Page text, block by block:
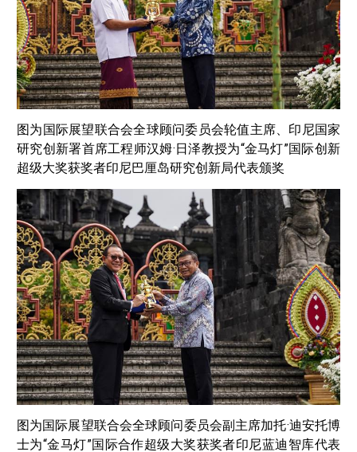
图为国际展望联合会全球顾问委员会轮值主席、印尼国家
研究创新署首席工程师汉姆·日泽教授为“金马灯”国际创新
超级大奖获奖者印尼巴厘岛研究创新局代表颁奖
图为国际展望联合会全球顾问委员会副主席加托·迪安托博
士为“金马灯”国际合作超级大奖获奖者印尼蓝迪智库代表